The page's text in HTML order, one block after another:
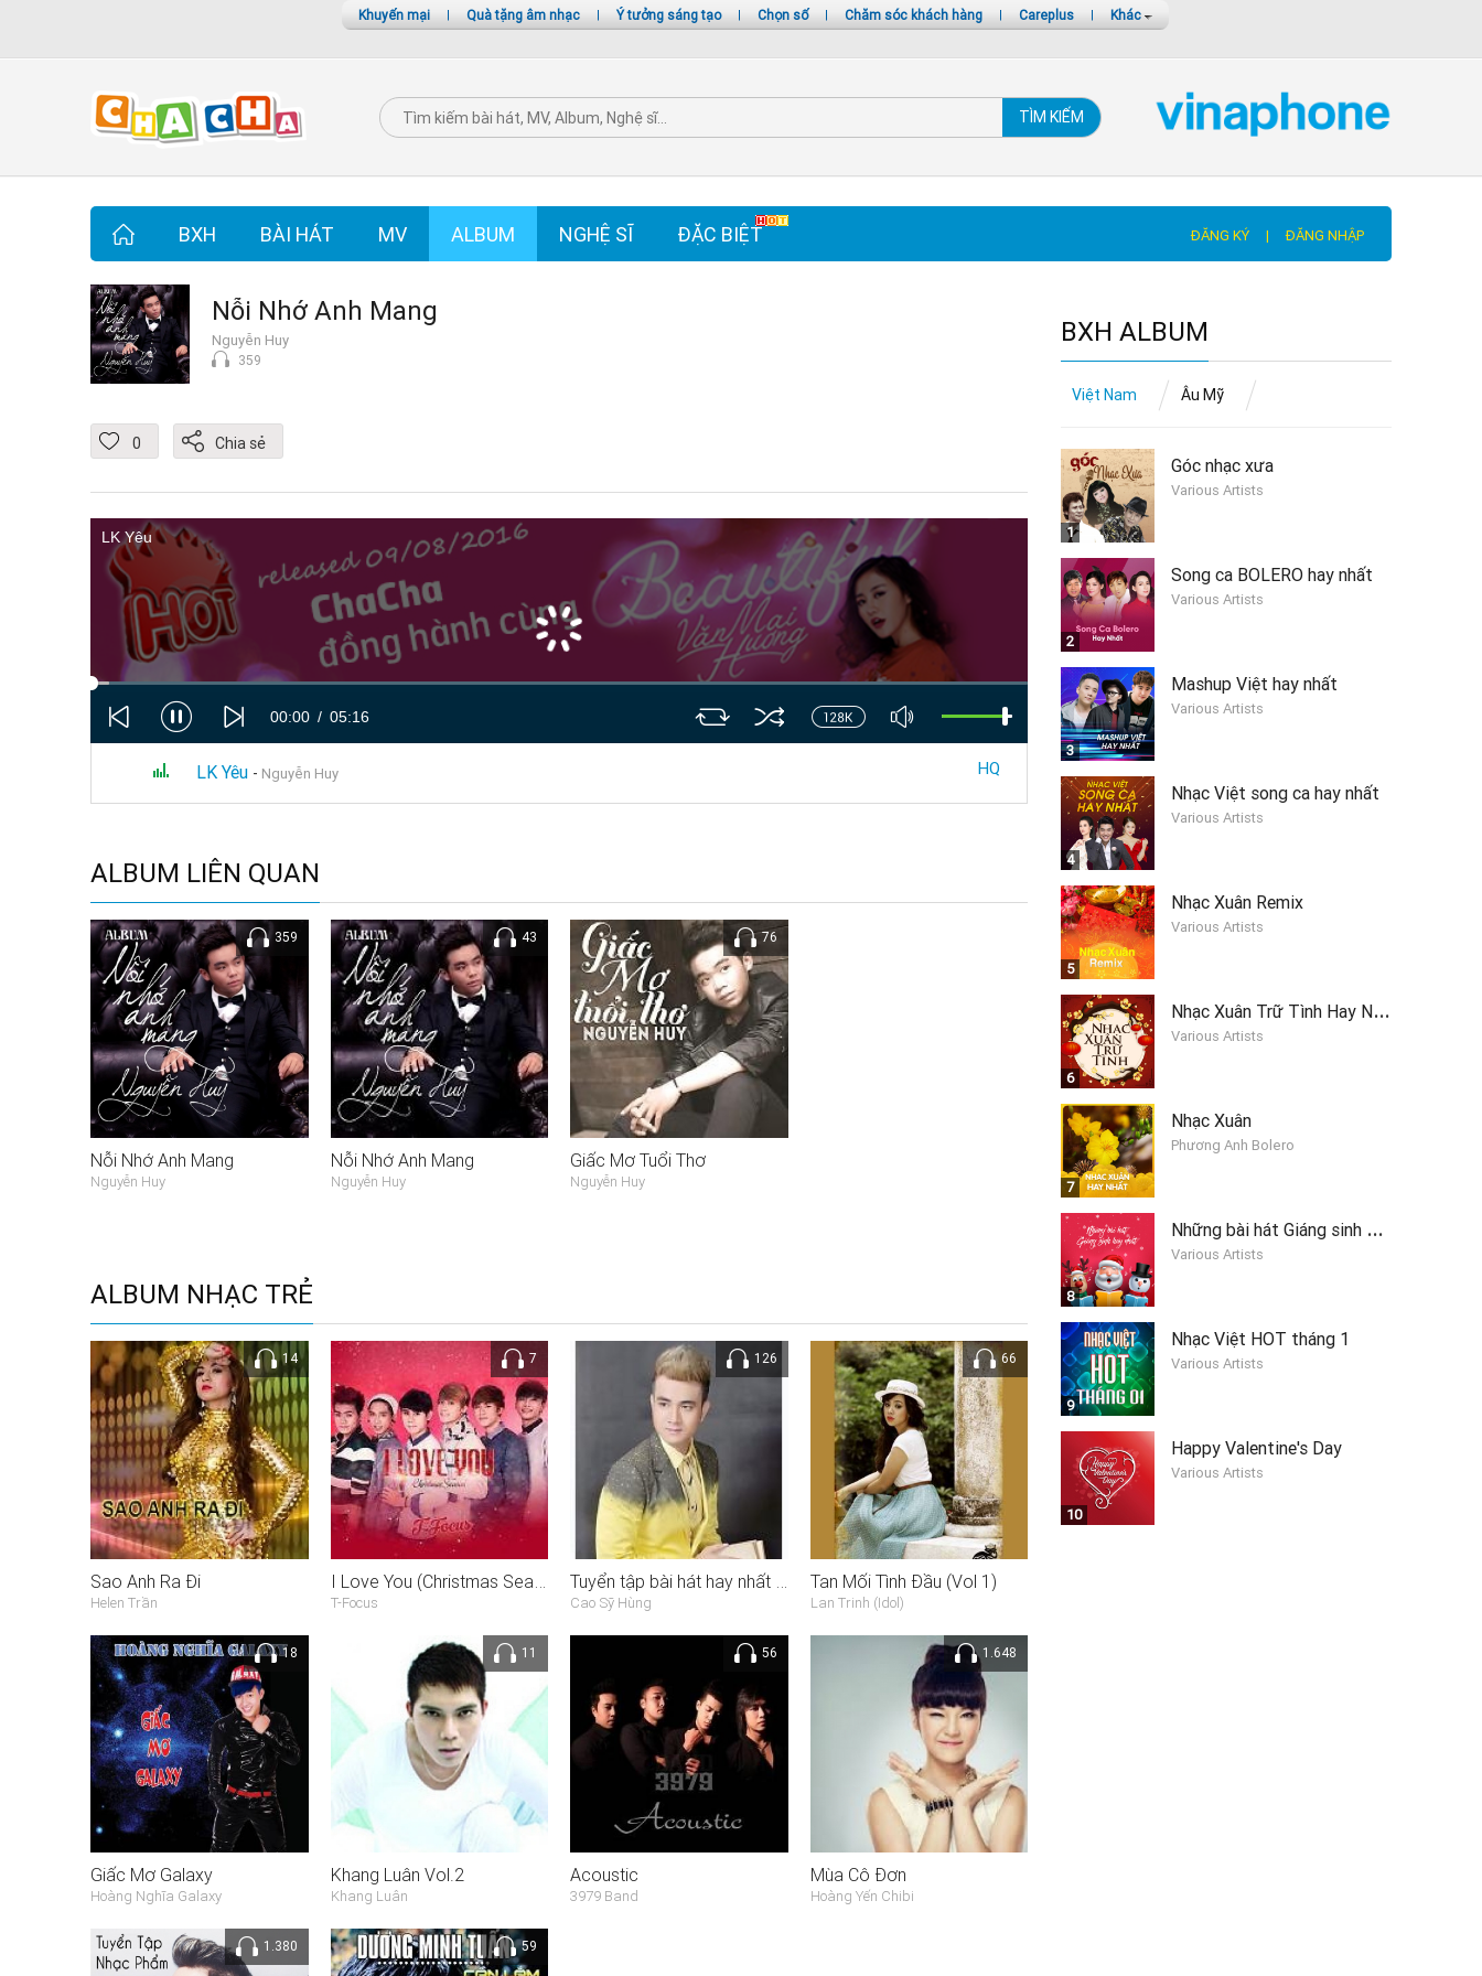
Khuyến mại | Quà tặng âm nhạc | Ý tưởng sáng tạo | Chọn số | Chăm sóc khách hàng | Careplus | Khác
TÌM KIẾM
BXH BÀI HÁT MV ALBUM NGHỆ SĨ ĐẶC BIỆT ĐĂNG KÝ | ĐĂNG NHẬP
Nỗi Nhớ Anh Mang
Nguyễn Huy
359
0 Chia sẻ
LK Yêu
00:00 05:16
01.LK Yêu - Nguyễn Huy HQ
ALBUM LIÊN QUAN
359
Nỗi Nhớ Anh Mang
Nguyễn Huy
43
Nỗi Nhớ Anh Mang
Nguyễn Huy
76
Giấc Mơ Tuổi Thơ
Nguyễn Huy
ALBUM NHẠC TRẺ
14
Sao Anh Ra Đi
Helen Trần
7
T-Focus
126
Cao Sỹ Hùng
66
Tan Mối Tình Đầu (Vol 1)
Lan Trinh (Idol)
18
Giấc Mơ Galaxy
Hoàng Nghĩa Galaxy
11
Khang Luân Vol.2
Khang Luân
56
Acoustic
3979 Band
1.648
Mùa Cô Đơn
Hoàng Yến Chibi
1.380 59
BXH ALBUM
Việt Nam Âu Mỹ
1
Góc nhạc xưa
Various Artists
2
Song ca BOLERO hay nhất
Various Artists
3
Mashup Việt hay nhất
Various Artists
4
Nhạc Việt song ca hay nhất
Various Artists
5
Nhạc Xuân Remix
Various Artists
6
N
hạc Xuân Trữ Tình Hay Nhất
Various Artists
7
Nhạc Xuân
Phương Anh Bolero
8
N
hững bài hát Giáng sinh hay nhất 2019
Various Artists
9
Nhạc Việt HOT tháng 1
Various Artists
10
Happy Valentine's Day
Various Artists